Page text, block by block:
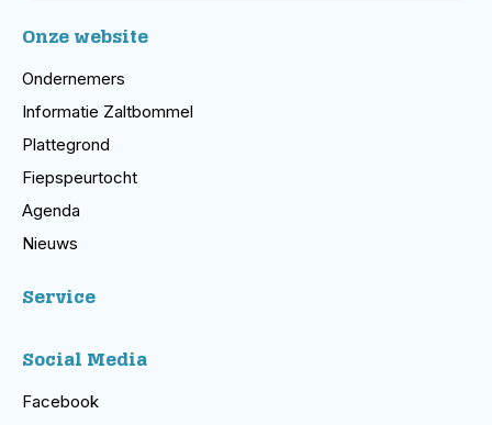
Onze website
Ondernemers
Informatie Zaltbommel
Plattegrond
Fiepspeurtocht
Agenda
Nieuws
Service
Social Media
Facebook